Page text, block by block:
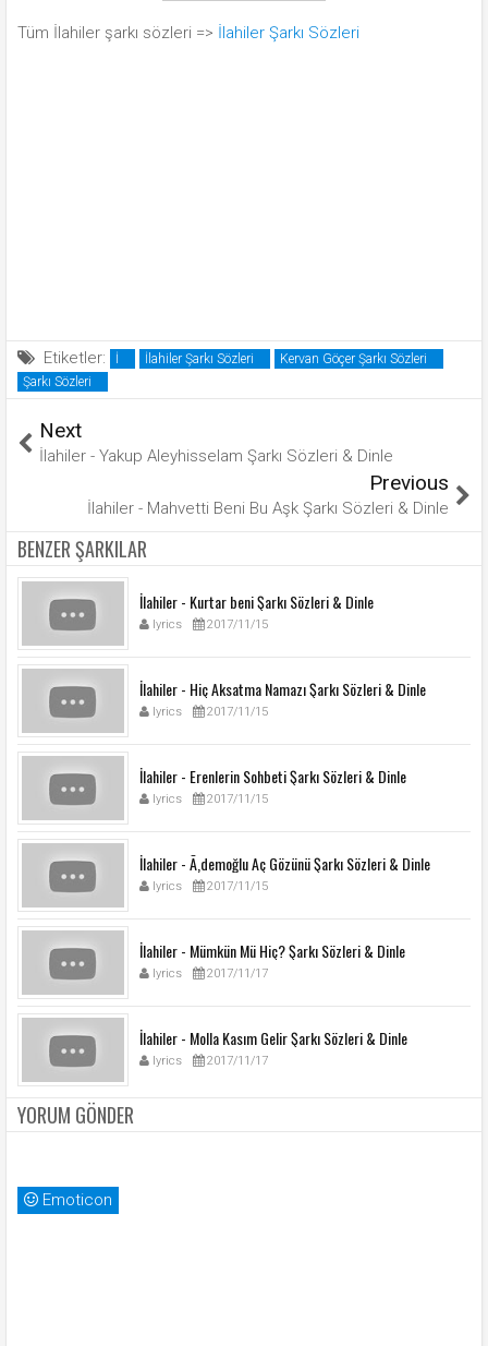
Tüm İlahiler şarkı sözleri => İlahiler Şarkı Sözleri
Etiketler: İ İlahiler Şarkı Sözleri
Kervan Göçer Şarkı Sözleri
Şarkı Sözleri
Next
İlahiler - Yakup Aleyhisselam Şarkı Sözleri & Dinle
Previous
İlahiler - Mahvetti Beni Bu Aşk Şarkı Sözleri & Dinle
BENZER ŞARKILAR
İlahiler - Kurtar beni Şarkı Sözleri & Dinle
lyrics 2017/11/15
İlahiler - Hiç Aksatma Namazı Şarkı Sözleri & Dinle
lyrics 2017/11/15
İlahiler - Erenlerin Sohbeti Şarkı Sözleri & Dinle
lyrics 2017/11/15
İlahiler - Ã‚demoğlu Aç Gözünü Şarkı Sözleri & Dinle
lyrics 2017/11/15
İlahiler - Mümkün Mü Hiç? Şarkı Sözleri & Dinle
lyrics 2017/11/17
İlahiler - Molla Kasım Gelir Şarkı Sözleri & Dinle
lyrics 2017/11/17
YORUM GÖNDER
Emoticon